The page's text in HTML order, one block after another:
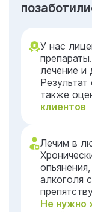
У нас
лечение и
также
клиентов
Лечим в
алкоголя
Не нужно